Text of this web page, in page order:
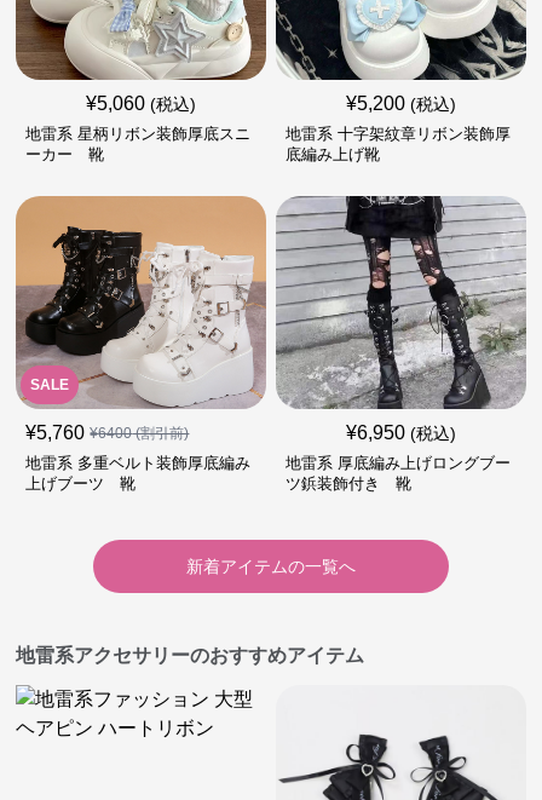
¥5,060 (税込)
地雷系 星柄リボン装飾厚底スニ
ーカー 靴
¥5,200 (税込)
地雷系 十字架紋章リボン装飾厚
底編み上げ靴
SALE
¥5,760 ¥6400(割引前)
地雷系 多重ベルト装飾厚底編み
上げブーツ 靴
¥6,950 (税込)
地雷系 厚底編み上げロングブー
ツ鋲装飾付き 靴
新着アイテムの一覧へ
地雷系アクセサリーのおすすめアイテム